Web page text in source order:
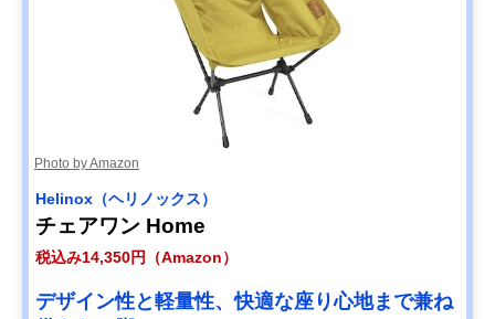
Photo by Amazon
Helinox（ヘリノックス）
チェアワン Home
税込み14,350円（Amazon）
デザイン性と軽量性、快適な座り心地まで兼ね